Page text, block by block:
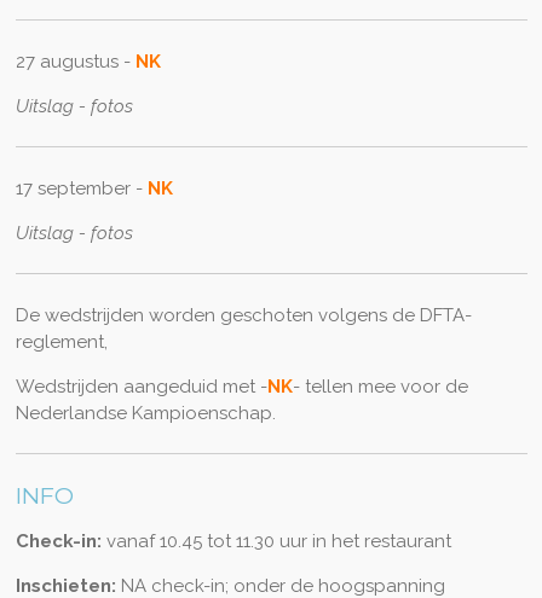
27 augustus -NK
Uitslag - fotos
17 september - NK
Uitslag - fotos
De wedstrijden worden geschoten volgens de DFTA-
reglement,
Wedstrijden aangeduid met -NK- tellen mee voor de
Nederlandse Kampioenschap.
INFO
Check-in: vanaf 10.45 tot 11.30 uur in het restaurant
Inschieten: NA check-in; onder de hoogspanning